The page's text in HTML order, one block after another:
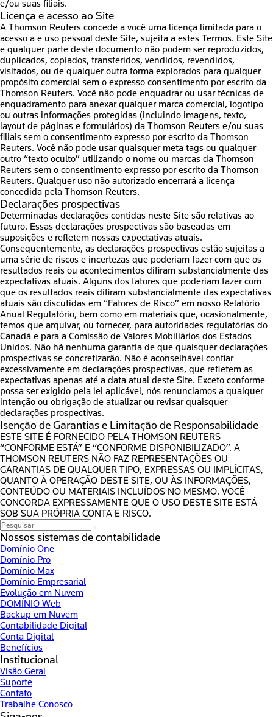
e/ou suas filiais.
Licença e acesso ao Site
A Thomson Reuters concede a você uma licença limitada para o
acesso a e uso pessoal deste Site, sujeita a estes Termos. Este Site
e qualquer parte deste documento não podem ser reproduzidos,
duplicados, copiados, transferidos, vendidos, revendidos,
visitados, ou de qualquer outra forma explorados para qualquer
propósito comercial sem o expresso consentimento por escrito da
Thomson Reuters. Você não pode enquadrar ou usar técnicas de
enquadramento para anexar qualquer marca comercial, logotipo
ou outras informações protegidas (incluindo imagens, texto,
layout de páginas e formulários) da Thomson Reuters e/ou suas
filiais sem o consentimento expresso por escrito da Thomson
Reuters. Você não pode usar quaisquer meta tags ou qualquer
outro “texto oculto” utilizando o nome ou marcas da Thomson
Reuters sem o consentimento expresso por escrito da Thomson
Reuters. Qualquer uso não autorizado encerrará a licença
concedida pela Thomson Reuters.
Declarações prospectivas
Determinadas declarações contidas neste Site são relativas ao
futuro. Essas declarações prospectivas são baseadas em
suposições e refletem nossas expectativas atuais.
Consequentemente, as declarações prospectivas estão sujeitas a
uma série de riscos e incertezas que poderiam fazer com que os
resultados reais ou acontecimentos difiram substancialmente das
expectativas atuais. Alguns dos fatores que poderiam fazer com
que os resultados reais difiram substancialmente das expectativas
atuais são discutidas em “Fatores de Risco” em nosso Relatório
Anual Regulatório, bem como em materiais que, ocasionalmente,
temos que arquivar, ou fornecer, para autoridades regulatórias do
Canadá e para a Comissão de Valores Mobiliários dos Estados
Unidos. Não há nenhuma garantia de que quaisquer declarações
prospectivas se concretizarão. Não é aconselhável confiar
excessivamente em declarações prospectivas, que refletem as
expectativas apenas até a data atual deste Site. Exceto conforme
possa ser exigido pela lei aplicável, nós renunciamos a qualquer
intenção ou obrigação de atualizar ou revisar quaisquer
declarações prospectivas.
Isenção de Garantias e Limitação de Responsabilidade
ESTE SITE É FORNECIDO PELA THOMSON REUTERS
“CONFORME ESTÁ” E “CONFORME DISPONIBILIZADO”. A
THOMSON REUTERS NÃO FAZ REPRESENTAÇÕES OU
GARANTIAS DE QUALQUER TIPO, EXPRESSAS OU IMPLÍCITAS,
QUANTO À OPERAÇÃO DESTE SITE, OU ÀS INFORMAÇÕES,
CONTEÚDO OU MATERIAIS INCLUÍDOS NO MESMO. VOCÊ
CONCORDA EXPRESSAMENTE QUE O USO DESTE SITE ESTÁ
SOB SUA PRÓPRIA CONTA E RISCO.
Nossos sistemas de contabilidade
Domínio One
Domínio Pro
Domínio Max
Domínio Empresarial
Evolução em Nuvem
DOMÍNIO Web
Backup em Nuvem
Contabilidade Digital
Conta Digital
Benefícios
Institucional
Visão Geral
Suporte
Contato
Trabalhe Conosco